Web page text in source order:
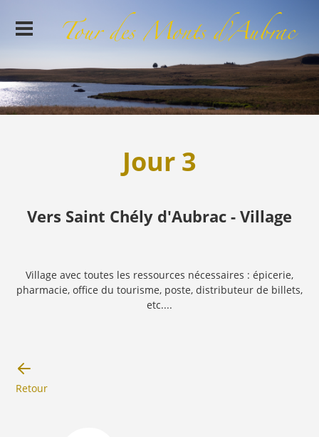
Jour 3
Vers Saint Chély d'Aubrac - Village
Village avec toutes les ressources nécessaires : épicerie,
pharmacie, office du tourisme, poste, distributeur de billets,
etc....
Retour